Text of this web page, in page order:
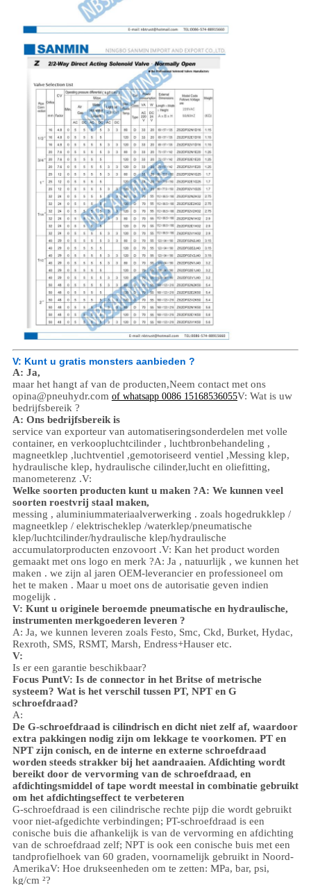
V: Kunt u gratis monsters aanbieden ?
A: Ja,
maar het hangt af van de producten,Neem contact met ons
opina@pneuhydr.com of whatsapp 0086 15168536055V: Wat is uw
bedrijfsbereik ?
A: Ons bedrijfsbereik is
service van exporteur van automatiseringsonderdelen met volle
container, en verkoopluchtcilinder , luchtbronbehandeling ,
magneetklep ,luchtventiel ,gemotoriseerd ventiel ,Messing klep,
hydraulische klep, hydraulische cilinder,lucht en oliefitting,
manometerenz .V:
Welke soorten producten kunt u maken ?A: We kunnen veel
soorten roestvrij staal maken,
messing , aluminiummateriaalverwerking . zoals hogedrukklep /
magneetklep / elektrischeklep /waterklep/pneumatische
klep/luchtcilinder/hydraulische klep/hydraulische
accumulatorproducten enzovoort .V: Kan het product worden
gemaakt met ons logo en merk ?A: Ja , natuurlijk , we kunnen het
maken . we zijn al jaren OEM-leverancier en professioneel om
het te maken . Maar u moet ons de autorisatie geven indien
mogelijk .
V: Kunt u originele beroemde pneumatische en hydraulische,
instrumenten merkgoederen leveren ?
A: Ja, we kunnen leveren zoals Festo, Smc, Ckd, Burket, Hydac,
Rexroth, SMS, RSMT, Marsh, Endress+Hauser etc.
V:
Is er een garantie beschikbaar?
Focus PuntV: Is de connector in het Britse of metrische
systeem? Wat is het verschil tussen PT, NPT en G
schroefdraad?
A:
De G-schroefdraad is cilindrisch en dicht niet zelf af, waardoor
extra pakkingen nodig zijn om lekkage te voorkomen. PT en
NPT zijn conisch, en de interne en externe schroefdraad
worden steeds strakker bij het aandraaien. Afdichting wordt
bereikt door de vervorming van de schroefdraad, en
afdichtingsmiddel of tape wordt meestal in combinatie gebruikt
om het afdichtingseffect te verbeteren
G-schroefdraad is een cilindrische rechte pijp die wordt gebruikt
voor niet-afgedichte verbindingen; PT-schroefdraad is een
conische buis die afhankelijk is van de vervorming en afdichting
van de schroefdraad zelf; NPT is ook een conische buis met een
tandprofielhoek van 60 graden, voornamelijk gebruikt in Noord-
AmerikaV: Hoe drukseenheden om te zetten: MPa, bar, psi,
kg/cm ²?